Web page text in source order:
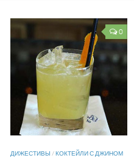
0
ДИЖЕСТИВЫ /КОКТЕЙЛИ С ДЖИНОМ